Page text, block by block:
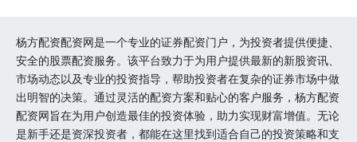
杨方配资配资网是一个专业的证券配资门户，为投资者提供便捷、
安全的股票配资服务。该平台致力于为用户提供最新的新股资讯、
市场动态以及专业的投资指导，帮助投资者在复杂的证券市场中做
出明智的决策。通过灵活的配资方案和贴心的客户服务，杨方配资
配资网旨在为用户创造最佳的投资体验，助力实现财富增值。无论
是新手还是资深投资者，都能在这里找到适合自己的投资策略和支